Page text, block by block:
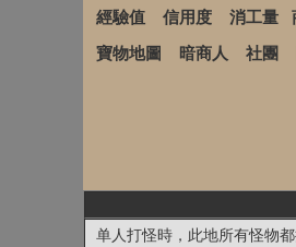
經驗值 信用度 消工量
寶物地圖 暗商人 社團
单人打怪時，此地所有怪物